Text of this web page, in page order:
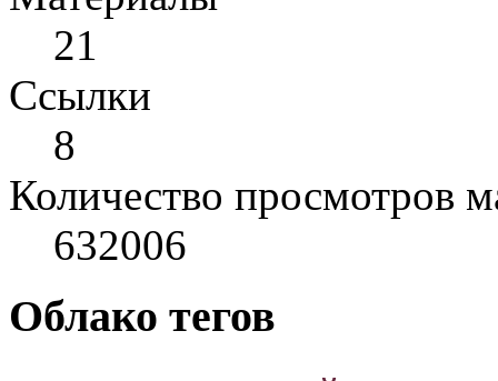
21
Cсылки
8
Количество просмотров
632006
Облако тегов